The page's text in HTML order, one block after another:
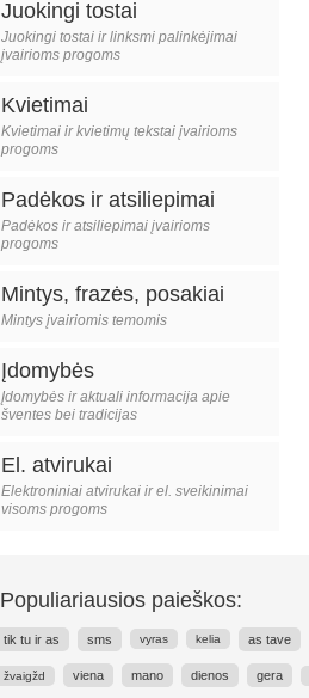
Juokingi tostai
Juokingi tostai ir linksmi palinkėjimai
įvairioms progoms
Kvietimai
Kvietimai ir kvietimų tekstai įvairioms
progoms
Padėkos ir atsiliepimai
Padėkos ir atsiliepimai įvairioms
progoms
Mintys, frazės, posakiai
Mintys įvairiomis temomis
Įdomybės
Įdomybės ir aktuali informacija apie
šventes bei tradicijas
El. atvirukai
Elektroniniai atvirukai ir el. sveikinimai
visoms progoms
Populiariausios paieškos:
tik tu ir as sms vyras kelia as tave
žvaigžd viena mano dienos gera